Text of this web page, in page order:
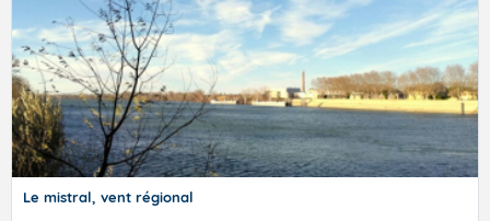
VIGILANCE ROUGE
Le mistral, vent régional